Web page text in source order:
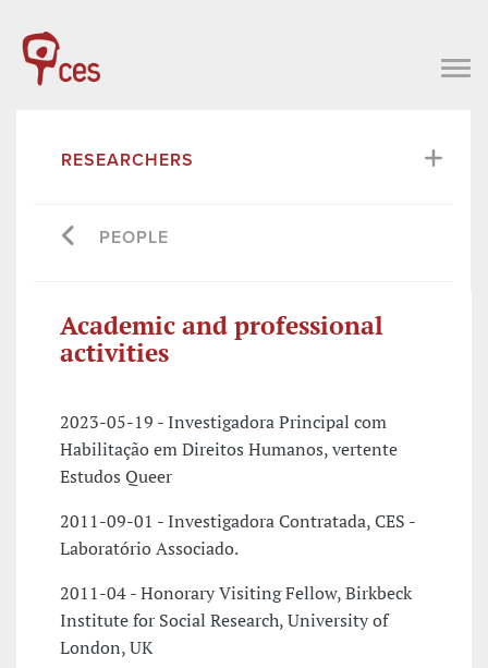
RESEARCHERS
PEOPLE
Academic and professional
activities
2023-05-19 - Investigadora Principal com
Habilitação em Direitos Humanos, vertente
Estudos Queer
2011-09-01 - Investigadora Contratada, CES -
Laboratório Associado.
2011-04 - Honorary Visiting Fellow, Birkbeck
Institute for Social Research, University of
London, UK